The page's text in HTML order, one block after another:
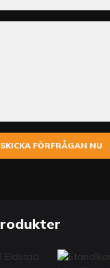
SKICKA FÖRFRÅGAN NU